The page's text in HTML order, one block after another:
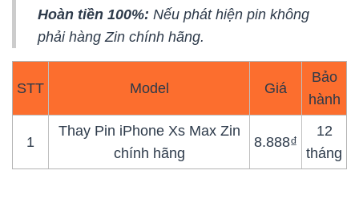
Hoàn tiền 100%: Nếu phát hiện pin không
phải hàng Zin chính hãng.
STT Model Giá
Bảo
hành
1
Thay Pin iPhone Xs Max Zin
chính hãng
8.888₫
12
tháng